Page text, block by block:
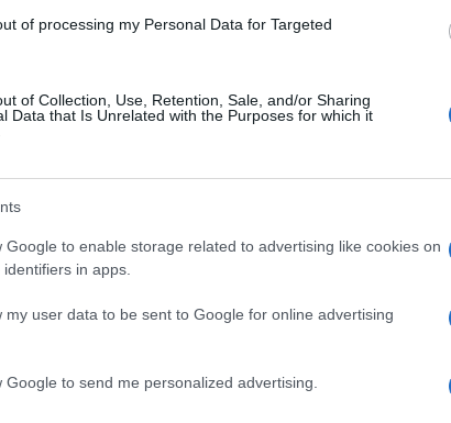
of processing my Personal Data for Targeted
of Collection, Use, Retention, Sale, and/or Sharing
Data that Is Unrelated with the Purposes for which it
Google to enable storage related to advertising like cookies on
in apps.
my user data to be sent to Google for online advertising
Google to send me personalized advertising.
Reading
Βουλής των Ελλήνων